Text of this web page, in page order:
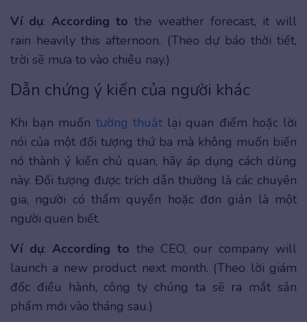
Ví dụ: According to the weather forecast, it will
rain heavily this afternoon. (Theo dự báo thời tiết,
trời sẽ mưa to vào chiều nay.)
Dẫn chứng ý kiến của người khác
Khi bạn muốn tường thuậtlại quan điểm hoặc lời
nói của một đối tượng thứ ba mà không muốn biến
nó thành ý kiến chủ quan, hãy áp dụng cách dùng
này. Đối tượng được trích dẫn thường là các chuyên
gia, người có thẩm quyền hoặc đơn giản là một
người quen biết.
Ví dụ: According to the CEO, our company will
launch a new product next month. (Theo lời giám
đốc điều hành, công ty chúng ta sẽ ra mắt sản
phẩm mới vào tháng sau.)